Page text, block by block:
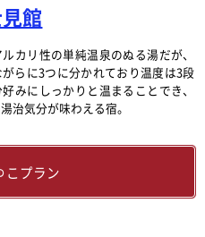
館
カリ性の単純温泉のぬる湯だが、
らに3つに分かれており温度は3段
みにしっかりと温まることでき、
治気分が味わえる宿。
こプラン